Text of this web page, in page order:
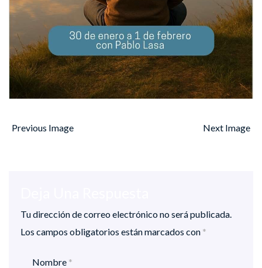
Previous Image Next Image
Tu dirección de correo electrónico no será publicada.
Los campos obligatorios están marcados con *
Nombre *